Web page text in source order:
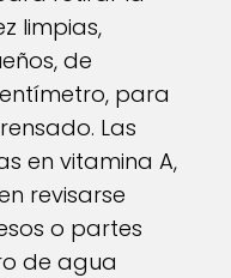
limpias,
de
para
Las
en vitamina A,
revisarse
o partes
de agua